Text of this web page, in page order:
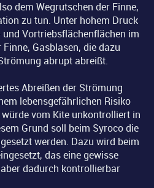
dem Wegrutschen der Finne,
zu tun. Unter hohem Druck
Vortriebsflächenflächen im
Gasblasen, die dazu
abrupt abreißt.
Abreißen der Strömung
lebensgefährlichen Risiko
vom Kite unkontrolliert in
Grund soll beim Syroco die
werden. Dazu wird beim
das eine gewisse
dadurch kontrollierbar